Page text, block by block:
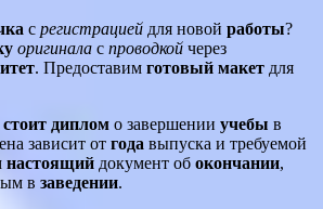
с регистрацией для новой работы?
оригинала с проводкой через
. Предоставим готовый макет для
стоит диплом о завершении учебы в
зависит от года выпуска и требуемой
настоящий документ об окончании,
в заведении.